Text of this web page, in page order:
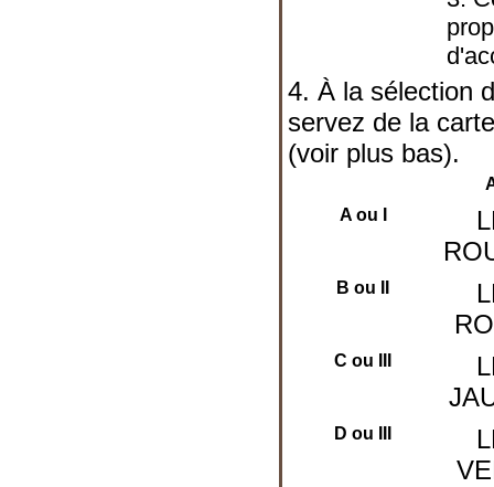
4. À la sélection
servez de la
(voir plus bas).
A ou I
B ou II
C ou III
D ou III